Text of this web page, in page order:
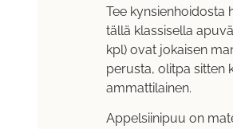
Tee kynsienhoidosta
tällä klassisella
kpl) ovat jokaisen
perusta, olitpa sitten
ammattilainen.
Appelsiinipuu on